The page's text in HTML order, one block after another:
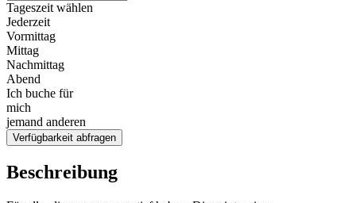
Tageszeit wählen
Jederzeit
Vormittag
Mittag
Nachmittag
Abend
Ich buche für
mich
jemand anderen
Verfügbarkeit abfragen
Beschreibung